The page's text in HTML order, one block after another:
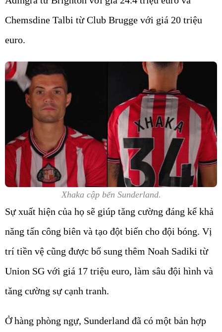
Chemsdine Talbi từ Club Brugge với giá 20 triệu
euro.
Xhaka cập bến Sunderland.
Sự xuất hiện của họ sẽ giúp tăng cường đáng kể khả
năng tấn công biên và tạo đột biến cho đội bóng. Vị
trí tiền vệ cũng được bổ sung thêm Noah Sadiki từ
Union SG với giá 17 triệu euro, làm sâu đội hình và
tăng cường sự cạnh tranh.
Ở hàng phòng ngự, Sunderland đã có một bản hợp